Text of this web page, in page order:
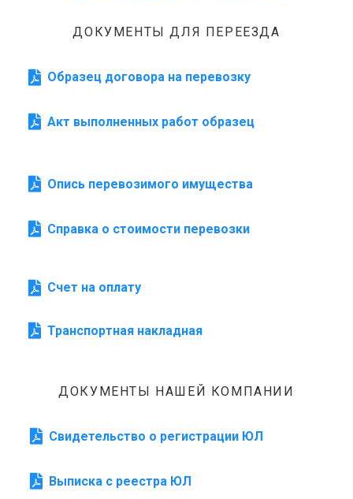
ДОКУМЕНТЫ ДЛЯ ПЕРЕЕЗДА
Образец договора на перевозку
Акт выполненных работ образец
Опись перевозимого имущества
Справка о стоимости перевозки
Счет на оплату
Транспортная накладная
ДОКУМЕНТЫ НАШЕЙ КОМПАНИИ
Свидетельство о регистрации ЮЛ
Выписка с реестра ЮЛ